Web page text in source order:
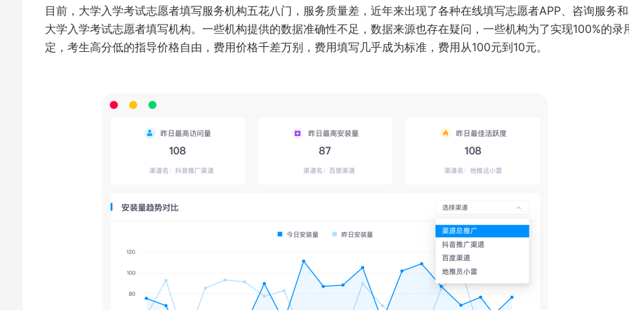
目前，大学入学考试志愿者填写服务机构五花八门，服务质量差，近年来出现了各种在线填写志愿者APP、咨询服务
大学入学考试志愿者填写机构。一些机构提供的数据准确性不足，数据来源也存在疑问，一些机构为了实现100%的录
定，考生高分低的指导价格自由，费用价格千差万别，费用填写几乎成为标准，费用从100元到10元。